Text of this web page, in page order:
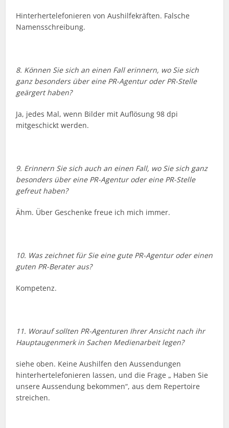
Hinterhertelefonieren von Aushilfekräften. Falsche
Namensschreibung.
8. Können Sie sich an einen Fall erinnern, wo Sie sich
ganz besonders über eine PR-Agentur oder PR-Stelle
geärgert haben?
Ja, jedes Mal, wenn Bilder mit Auflösung 98 dpi
mitgeschickt werden.
9. Erinnern Sie sich auch an einen Fall, wo Sie sich ganz
besonders über eine PR-Agentur oder eine PR-Stelle
gefreut haben?
Ähm. Über Geschenke freue ich mich immer.
10. Was zeichnet für Sie eine gute PR-Agentur oder einen
guten PR-Berater aus?
Kompetenz.
11. Worauf sollten PR-Agenturen Ihrer Ansicht nach ihr
Hauptaugenmerk in Sachen Medienarbeit legen?
siehe oben. Keine Aushilfen den Aussendungen
hinterhertelefonieren lassen, und die Frage „ Haben Sie
unsere Aussendung bekommen“, aus dem Repertoire
streichen.